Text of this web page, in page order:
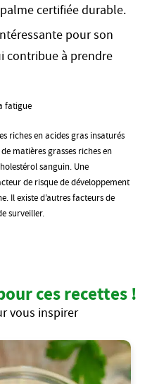
certifiée durable.
pour son
contribue à prendre
fatigue
riches en acides gras insaturés
matières grasses riches en
sanguin. Une
de risque de développement
Il existe d’autres facteurs de
surveiller.
ces recettes !
vous inspirer